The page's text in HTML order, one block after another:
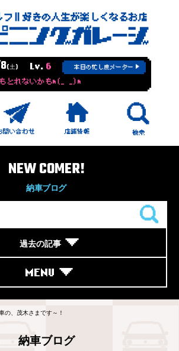
(土) Lv. 6 本日の忙し度メーター
とれないかもm(_ _)m
NEW COMER!
納車ブログ
過去の記事
MENU
の、茂木さまです～！
納車ブログ